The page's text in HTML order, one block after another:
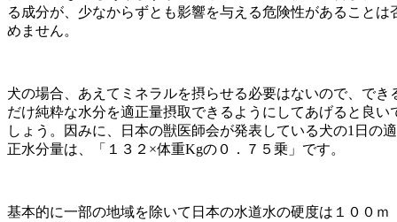
る成分が、少なからずとも影響を与える危険性があることは
めません。
犬の場合、あえてミネラルを摂らせる必要はないので、でき
だけ純粋な水分を適正量摂取できるようにしてあげると良い
しょう。因みに、日本の獣医師会が発表している犬の1日の適
正水分量は、「１３２×体重Kgの０．７５乗」です。
基本的に一部の地域を除いて日本の水道水の硬度は１００ｍ